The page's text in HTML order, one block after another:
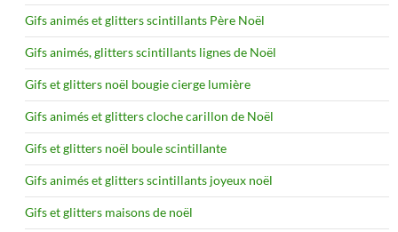
Gifs animés et glitters scintillants Père Noël
Gifs animés, glitters scintillants lignes de Noël
Gifs et glitters noël bougie cierge lumière
Gifs animés et glitters cloche carillon de Noël
Gifs et glitters noël boule scintillante
Gifs animés et glitters scintillants joyeux noël
Gifs et glitters maisons de noël